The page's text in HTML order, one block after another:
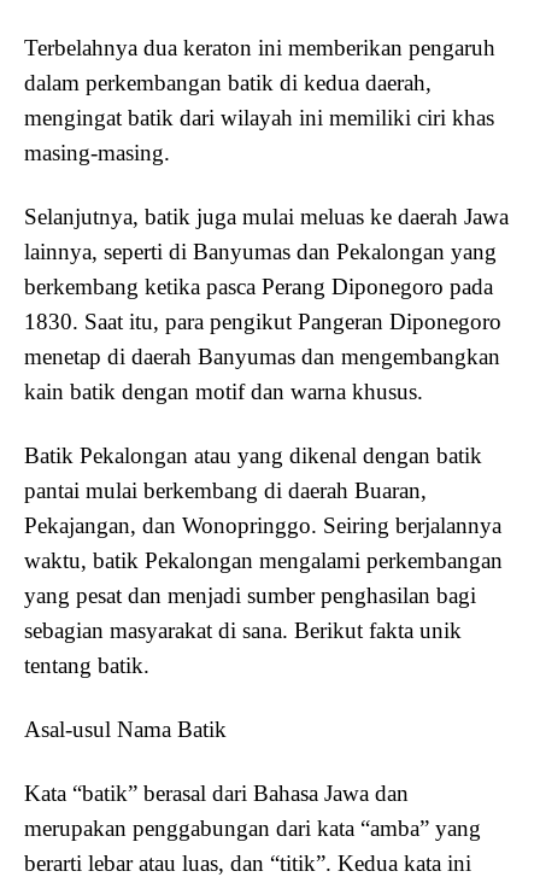
Terbelahnya dua keraton ini memberikan pengaruh
dalam perkembangan batik di kedua daerah,
mengingat batik dari wilayah ini memiliki ciri khas
masing-masing.
Selanjutnya, batik juga mulai meluas ke daerah Jawa
lainnya, seperti di Banyumas dan Pekalongan yang
berkembang ketika pasca Perang Diponegoro pada
1830. Saat itu, para pengikut Pangeran Diponegoro
menetap di daerah Banyumas dan mengembangkan
kain batik dengan motif dan warna khusus.
Batik Pekalongan atau yang dikenal dengan batik
pantai mulai berkembang di daerah Buaran,
Pekajangan, dan Wonopringgo. Seiring berjalannya
waktu, batik Pekalongan mengalami perkembangan
yang pesat dan menjadi sumber penghasilan bagi
sebagian masyarakat di sana. Berikut fakta unik
tentang batik.
Asal-usul Nama Batik
Kata “batik” berasal dari Bahasa Jawa dan
merupakan penggabungan dari kata “amba” yang
berarti lebar atau luas, dan “titik”. Kedua kata ini